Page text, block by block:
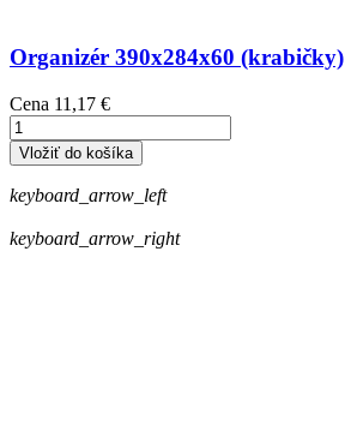
Organizér 390x284x60 (krabičky)
Cena 11,17 €
Vložiť do košíka
keyboard_arrow_left
keyboard_arrow_right